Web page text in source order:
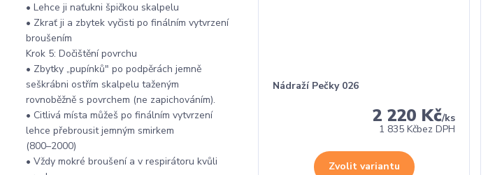
Nádraží Pečky 026
2 220 Kč/ks
1 835 Kčbez DPH
Zvolit variantu
• Lehce ji naťukni špičkou skalpelu
• Zkrať ji a zbytek vyčisti po finálním vytvrzení
broušením
Krok 5: Dočištění povrchu
• Zbytky „pupínků" po podpěrách jemně
seškrábni ostřím skalpelu taženým
rovnoběžně s povrchem (ne zapichováním).
• Citlivá místa můžeš po finálním vytvrzení
lehce přebrousit jemným smirkem
(800–2000)
• Vždy mokré broušení a v respirátoru kvůli